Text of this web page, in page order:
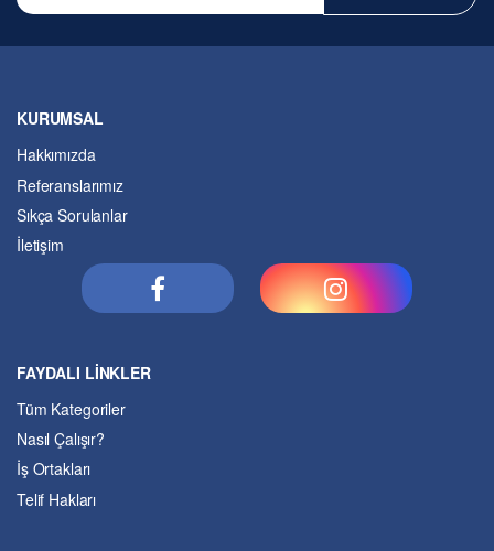
KURUMSAL
Hakkımızda
Referanslarımız
Sıkça Sorulanlar
İletişim
FAYDALI LİNKLER
Tüm Kategoriler
Nasıl Çalışır?
İş Ortakları
Telif Hakları